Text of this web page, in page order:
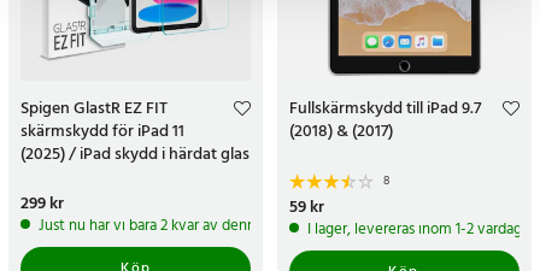
Spigen GlastR EZ FIT
skärmskydd för iPad 11
(2025) / iPad skydd i härdat glas
Pris:299 kr
299 kr
Just nu har vi bara 2 kvar av denna produkt
Fullskärmskydd till iPad 9.7
(2018) & (2017)
8
Pris:
59 kr
I lager, levereras inom 1-2 vardagar